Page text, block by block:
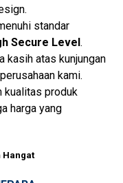
standar
Secure Level.
kasih atas kunjungan
kami.
kualitas produk
harga yang
Hangat